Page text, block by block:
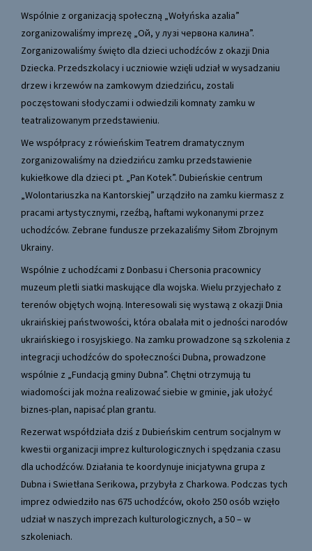
Wspólnie z organizacją społeczną „Wołyńska azalia”
zorganizowaliśmy imprezę „Ой, у лузі червона калина”.
Zorganizowaliśmy święto dla dzieci uchodźców z okazji Dnia
Dziecka. Przedszkolacy i uczniowie wzięli udział w wysadzaniu
drzew i krzewów na zamkowym dziedzińcu, zostali
poczęstowani słodyczami i odwiedzili komnaty zamku w
teatralizowanym przedstawieniu.
We współpracy z rówieńskim Teatrem dramatycznym
zorganizowaliśmy na dziedzińcu zamku przedstawienie
kukiełkowe dla dzieci pt. „Pan Kotek”. Dubieńskie centrum
„Wolontariuszka na Kantorskiej” urządziło na zamku kiermasz z
pracami artystycznymi, rzeźbą, haftami wykonanymi przez
uchodźców. Zebrane fundusze przekazaliśmy Siłom Zbrojnym
Ukrainy.
Wspólnie z uchodźcami z Donbasu i Chersonia pracownicy
muzeum pletli siatki maskujące dla wojska. Wielu przyjechało z
terenów objętych wojną. Interesowali się wystawą z okazji Dnia
ukraińskiej państwowości, która obalała mit o jedności narodów
ukraińskiego i rosyjskiego. Na zamku prowadzone są szkolenia z
integracji uchodźców do społeczności Dubna, prowadzone
wspólnie z „Fundacją gminy Dubna”. Chętni otrzymują tu
wiadomości jak można realizować siebie w gminie, jak ułożyć
biznes-plan, napisać plan grantu.
Rezerwat współdziała dziś z Dubieńskim centrum socjalnym w
kwestii organizacji imprez kulturologicznych i spędzania czasu
dla uchodźców. Działania te koordynuje inicjatywna grupa z
Dubna i Swietłana Serikowa, przybyła z Charkowa. Podczas tych
imprez odwiedziło nas 675 uchodźców, około 250 osób wzięło
udział w naszych imprezach kulturologicznych, a 50 – w
szkoleniach.